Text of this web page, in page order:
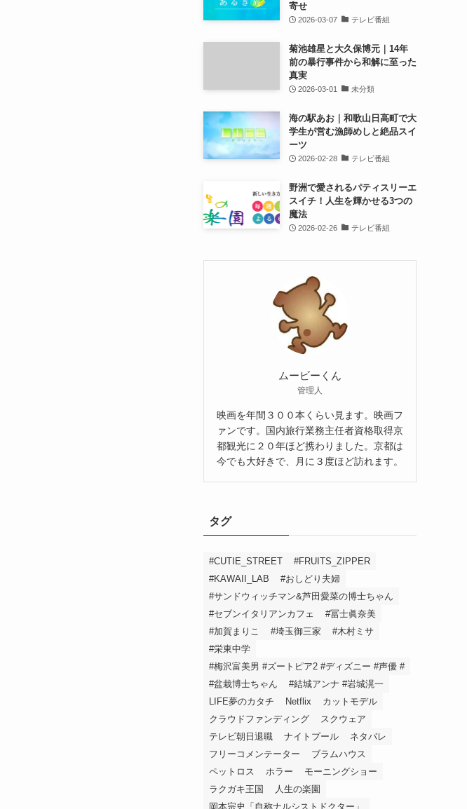
寄せ
2026-03-07 テレビ番組
菊池雄星と大久保博元｜14年
前の暴行事件から和解に至った
真実
2026-03-01 未分類
海の駅あお｜和歌山日高町で大
学生が営む漁師めしと絶品スイ
ーツ
2026-02-28 テレビ番組
野洲で愛されるパティスリーエ
スイチ！人生を輝かせる3つの
魔法
2026-02-26 テレビ番組
ムービーくん
管理人
映画を年間３００本くらい見ます。映画フ
ァンです。国内旅行業務主任者資格取得京
都観光に２０年ほど携わりました。京都は
今でも大好きで、月に３度ほど訪れます。
タグ
#CUTIE_STREET
#FRUITS_ZIPPER
#KAWAII_LAB
#おしどり夫婦
#サンドウィッチマン&芦田愛菜の博士ちゃん
#セブンイタリアンカフェ
#冨士眞奈美
#加賀まりこ
#埼玉御三家
#木村ミサ
#栄東中学
#梅沢富美男 #ズートピア2 #ディズニー #声優 #
#盆栽博士ちゃん
#結城アンナ #岩城滉一
LIFE夢のカタチ
Netflix
カットモデル
クラウドファンディング
スクウェア
テレビ朝日退職
ナイトプール
ネタバレ
フリーコメンテーター
ブラムハウス
ペットロス
ホラー
モーニングショー
ラクガキ王国
人生の楽園
岡本宗史「自称ナルシストドクター」